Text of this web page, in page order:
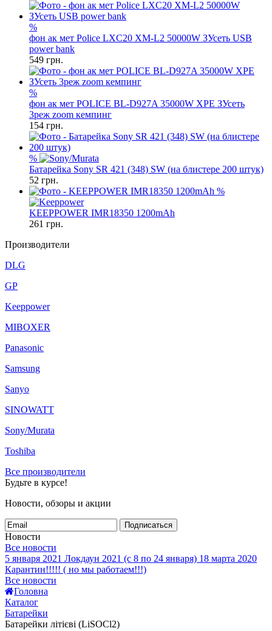
%
фон ак мет Police LXC20 XM-L2 50000W ЗУсеть USB
power bank
549 грн.
%
фон ак мет POLICE BL-D927A 35000W XPE ЗУсеть
3реж zoom кемпинг
154 грн.
%
Батарейка Sony SR 421 (348) SW (на блистере 200 штук)
52 грн.
%
KEEPPOWER IMR18350 1200mAh
261 грн.
Производители
DLG
GP
Keeppower
MIBOXER
Panasonic
Samsung
Sanyo
SINOWATT
Sony/Murata
Toshiba
Все производители
Будьте в курсе!
Новости, обзоры и акции
Подписаться
Новости
Все новости
5 января 2021 Локдаун 2021 (с 8 по 24 января) 18 марта 2020
Карантин!!!!! ( но мы работаем!!!)
Все новости
Головна
Каталог
Батарейки
Батарейки літієві (LiSOCl2)